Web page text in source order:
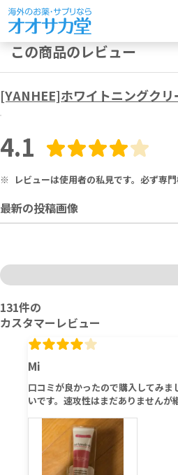
この商品のレビュー
[YANHEE]ホワイトニングクリ
4.1
※ レビューは使用者の私見です。必ず専
最新の投稿画像
131件の
カスタマーレビュー
Mi
口コミが良かったので購入してみ
いです。速攻性はまだありませんが